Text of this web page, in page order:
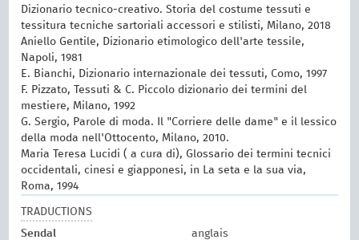
Dizionario tecnico-creativo. Storia del costume tessuti e
tessitura tecniche sartoriali accessori e stilisti, Milano, 2018
Aniello Gentile, Dizionario etimologico dell'arte tessile,
Napoli, 1981
E. Bianchi, Dizionario internazionale dei tessuti, Como, 1997
F. Pizzato, Tessuti & C. Piccolo dizionario dei termini del
mestiere, Milano, 1992
G. Sergio, Parole di moda. Il "Corriere delle dame" e il lessico
della moda nell'Ottocento, Milano, 2010.
Maria Teresa Lucidi ( a cura di), Glossario dei termini tecnici
occidentali, cinesi e giapponesi, in La seta e la sua via,
Roma, 1994
TRADUCTIONS
Sendal
anglais